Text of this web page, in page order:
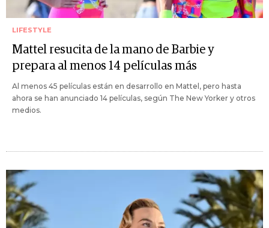
LIFESTYLE
Mattel resucita de la mano de Barbie y
prepara al menos 14 películas más
Al menos 45 películas están en desarrollo en Mattel, pero hasta
ahora se han anunciado 14 películas, según The New Yorker y otros
medios.